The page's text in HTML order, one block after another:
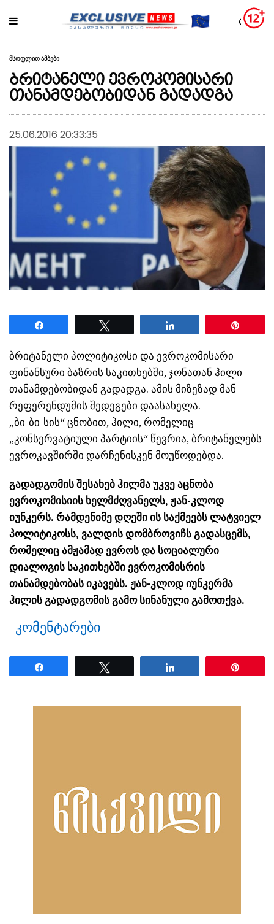
მსოფლიო ამბები
ბრიტანელი ევროკომისარი
თანამდებობიდან გადადგა
25.06.2016 20:33:35
ბრიტანელი პოლიტიკოსი და ევროკომისარი
ფინანსური ბაზრის საკითხებში, ჯონათან ჰილი
თანამდებობიდან გადადგა. ამის მიზეზად მან
რეფერენდუმის შედეგები დაასახელა.
„ბი-ბი-სის“ ცნობით, ჰილი, რომელიც
„კონსერვატიული პარტიის“ წევრია, ბრიტანელებს
ევროკავშირში დარჩენისკენ მოუწოდებდა.
გადადგომის შესახებ ჰილმა უკვე აცნობა
ევროკომისიის ხელმძღვანელს, ჟან-კლოდ
იუნკერს. რამდენიმე დღეში ის საქმეებს ლატვიელ
პოლიტიკოსს, ვალდის დომბროვიჩს გადასცემს,
რომელიც ამჟამად ევროს და სოციალური
დიალოგის საკითხებში ევროკომისრის
თანამდებობას იკავებს. ჟან-კლოდ იუნკერმა
ჰილის გადადგომის გამო სინანული გამოთქვა.
კომენტარები